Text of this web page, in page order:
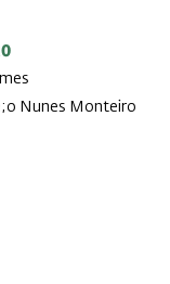
Nunes Monteiro